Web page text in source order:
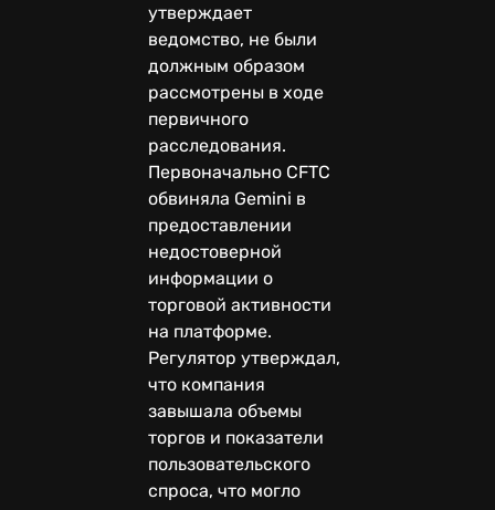
утверждает
ведомство, не были
должным образом
рассмотрены в ходе
первичного
расследования.
Первоначально CFTC
обвиняла Gemini в
предоставлении
недостоверной
информации о
торговой активности
на платформе.
Регулятор утверждал,
что компания
завышала объемы
торгов и показатели
пользовательского
спроса, что могло